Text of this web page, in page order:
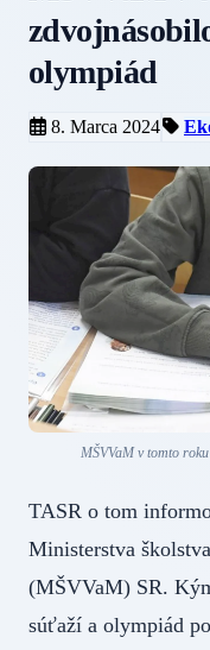
olympiád
8. Marca 2024
MŠVVaM v tomto
TASR o tom
Ministerstva
(MŠVVaM) SR.
súťaží a olympiád